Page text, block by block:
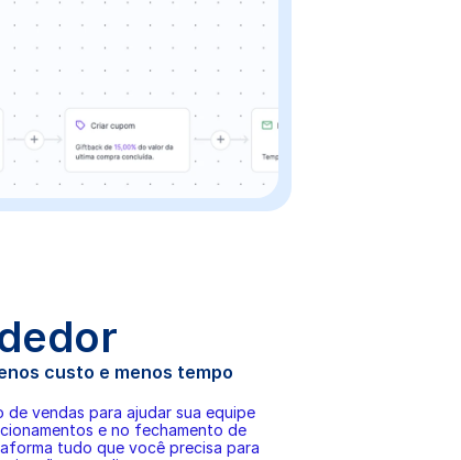
custo e menos tempo
vendas para ajudar sua equipe
e no fechamento de
tudo que você precisa para